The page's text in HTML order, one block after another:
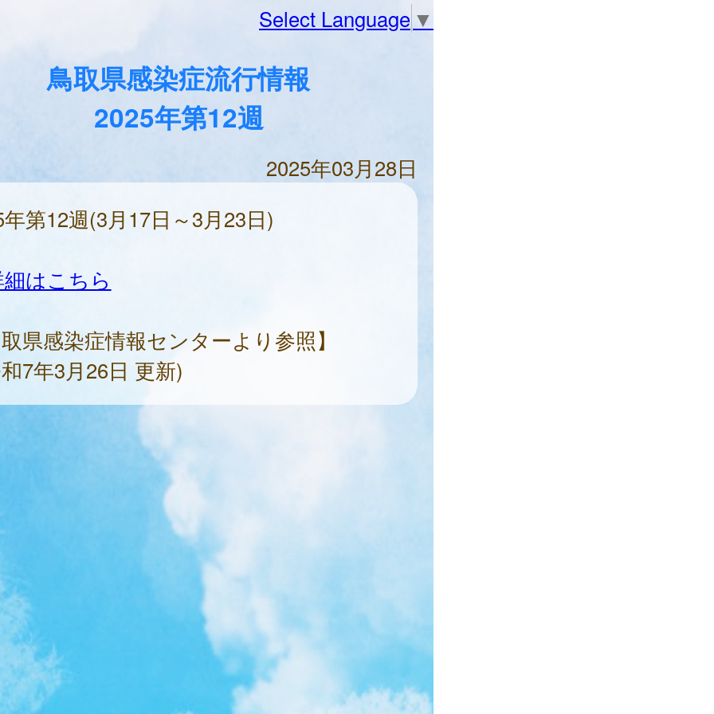
Select Language ▼
鳥取県感染症流行情報
2025年第12週
2025年03月28日
第12週(3月17日～3月23日)
はこちら
県感染症情報センターより参照】
7年3月26日 更新)